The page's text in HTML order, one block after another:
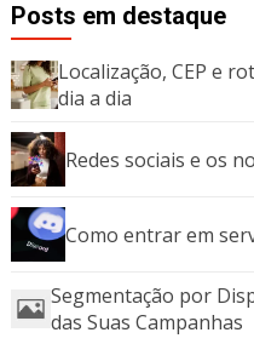
Posts em destaque
Localização, CEP e
dia a dia
Redes sociais e os
Como entrar em
Segmentação por
das Suas Campanhas